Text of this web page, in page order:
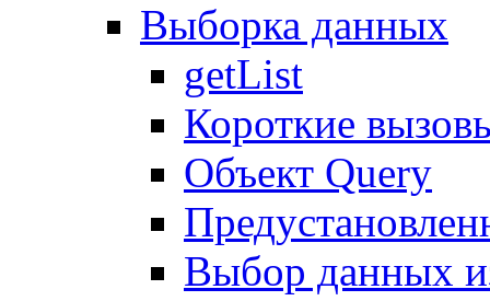
Выборка данных
getList
Короткие
Объект Query
Выбор данных